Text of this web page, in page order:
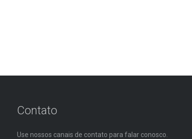
Contato
Use nossos canais de contato para falar conosco.